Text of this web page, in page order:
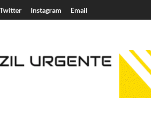
Twitter Instagram Email